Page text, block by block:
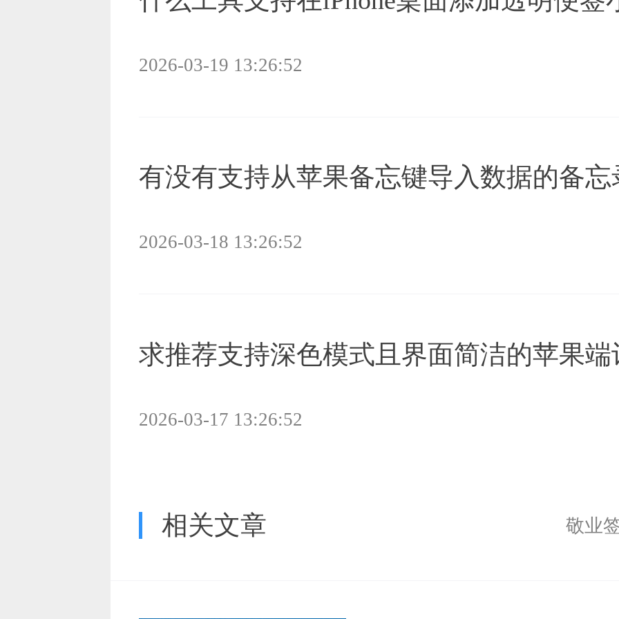
2026-03-19 13:26:52
有没有支持从苹果备忘键导入数据的备
2026-03-18 13:26:52
求推荐支持深色模式且界面简洁的苹果
2026-03-17 13:26:52
相关文章 敬业